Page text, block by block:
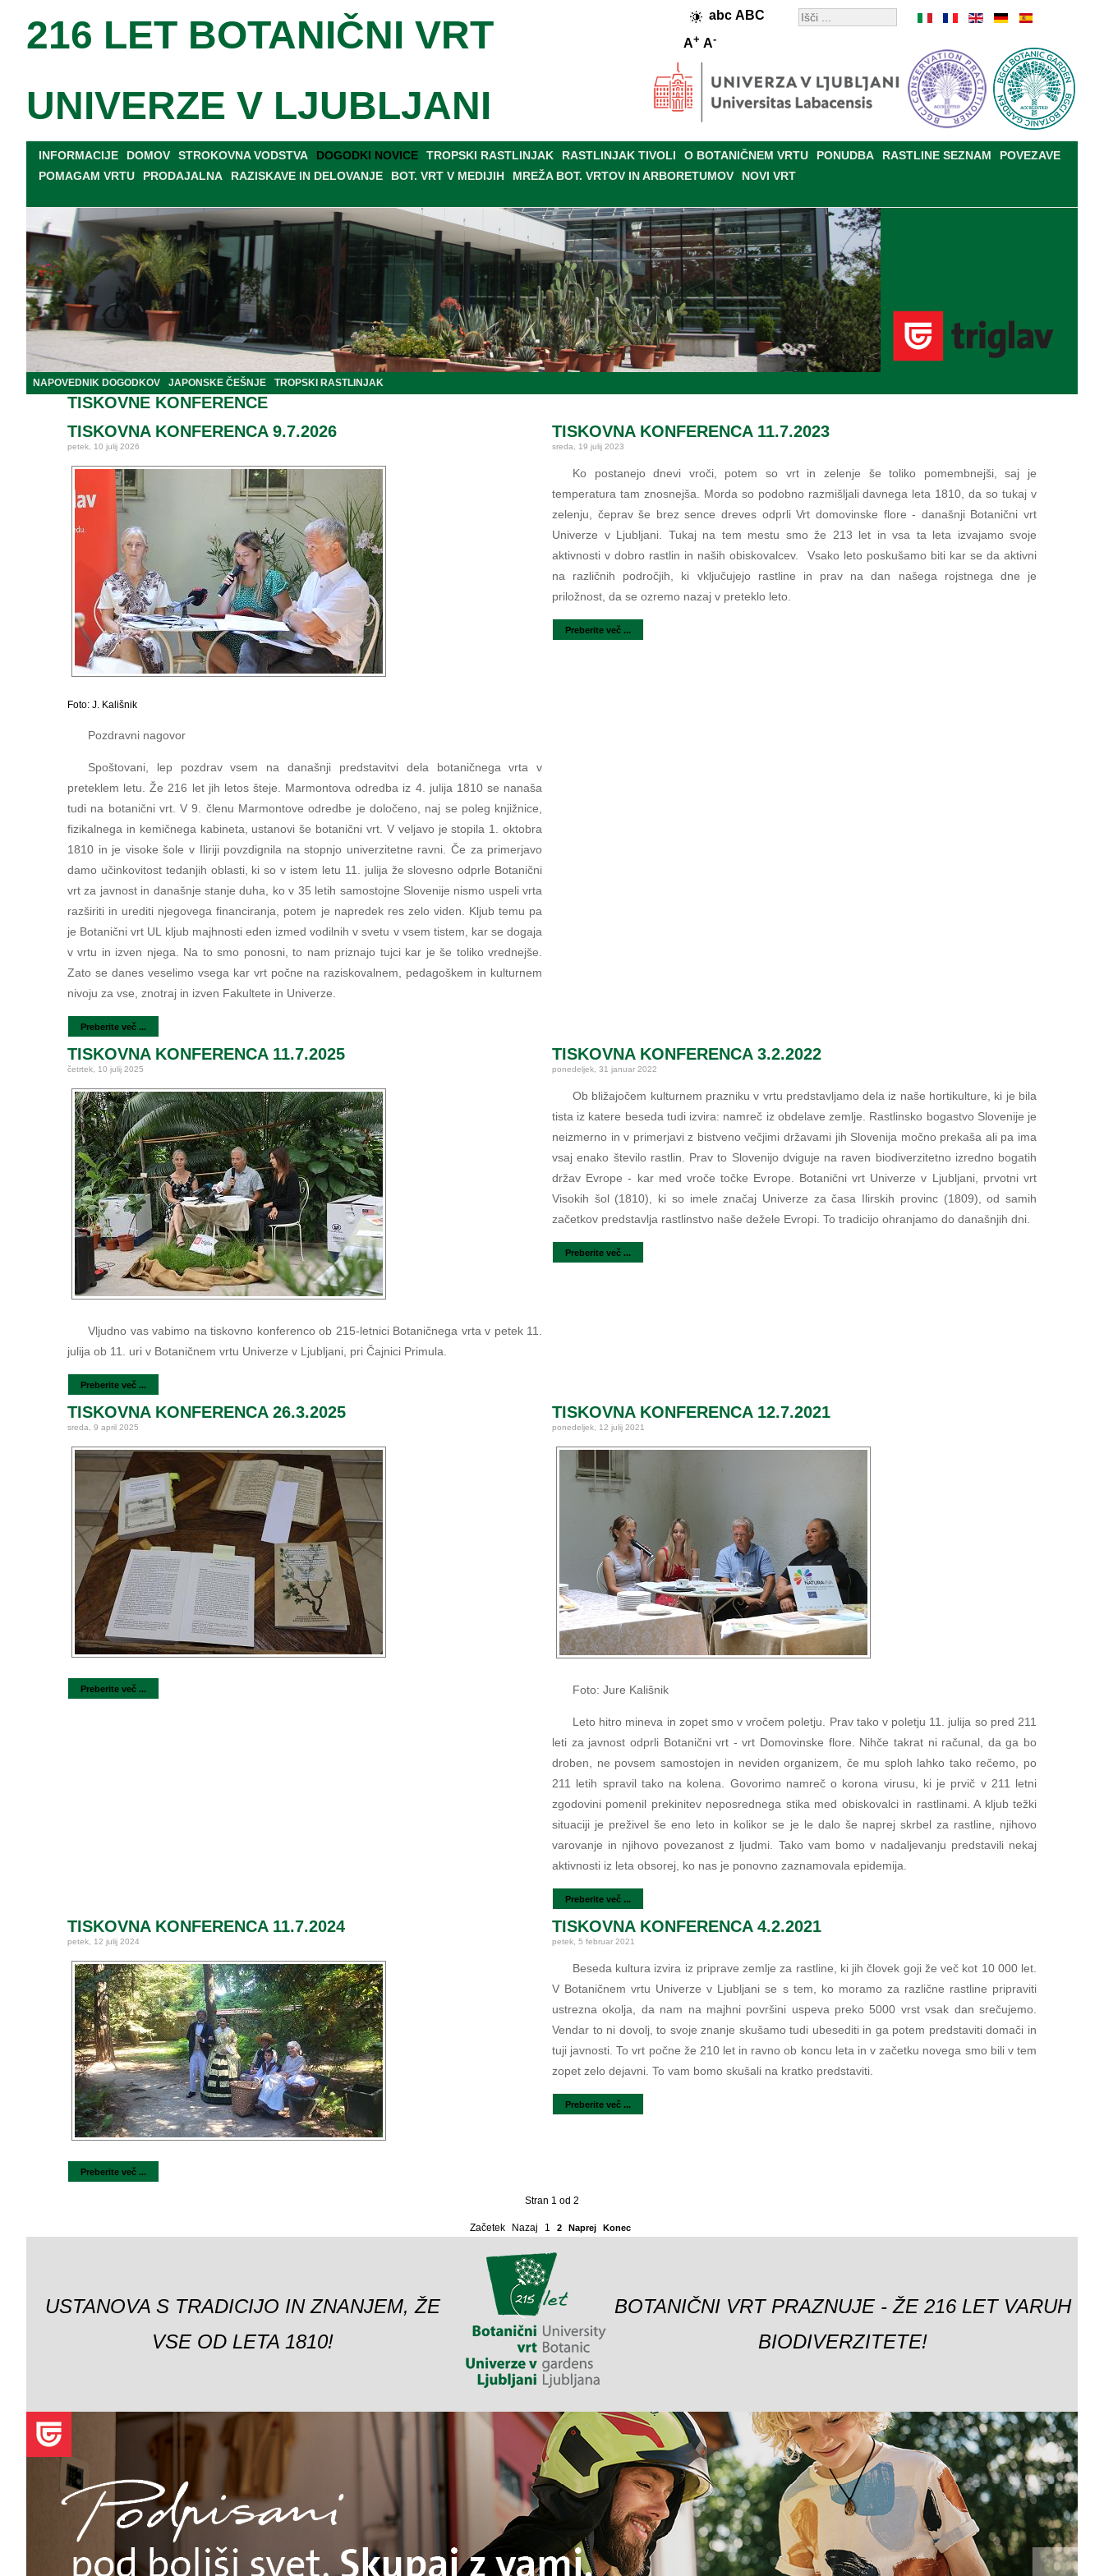
abc ABC
A+ A-
216 LET BOTANIČNI VRT
UNIVERZE V LJUBLJANI
INFORMACIJE DOMOV STROKOVNA VODSTVA DOGODKI NOVICE
TISKOVNE KONFERENCE
TROPSKI RASTLINJAK RASTLINJAK TIVOLI O BOTANIČNEM VRTU PONUDBA RASTLINE SEZNAM
POVEZAVE
POMAGAM VRTU
PRODAJALNA RAZISKAVE IN DELOVANJE BOT. VRT V MEDIJIH MREŽA BOT. VRTOV IN ARBORETUMOV NOVI VRT
NAPOVEDNIK DOGODKOV JAPONSKE ČEŠNJE TROPSKI RASTLINJAK
TISKOVNE KONFERENCE
TISKOVNA KONFERENCA 9.7.2026
petek, 10 julij 2026
Foto: J. Kališnik
Pozdravni nagovor
Spoštovani, lep pozdrav vsem na današnji predstavitvi dela botaničnega vrta v
preteklem letu. Že 216 let jih letos šteje. Marmontova odredba iz 4. julija 1810 se nanaša
tudi na botanični vrt. V 9. členu Marmontove odredbe je določeno, naj se poleg knjižnice,
fizikalnega in kemičnega kabineta, ustanovi še botanični vrt. V veljavo je stopila 1. oktobra
1810 in je visoke šole v Iliriji povzdignila na stopnjo univerzitetne ravni. Če za primerjavo
damo učinkovitost tedanjih oblasti, ki so v istem letu 11. julija že slovesno odprle Botanični
vrt za javnost in današnje stanje duha, ko v 35 letih samostojne Slovenije nismo uspeli vrta
razširiti in urediti njegovega financiranja, potem je napredek res zelo viden. Kljub temu pa
je Botanični vrt UL kljub majhnosti eden izmed vodilnih v svetu v vsem tistem, kar se dogaja
v vrtu in izven njega. Na to smo ponosni, to nam priznajo tujci kar je še toliko vrednejše.
Zato se danes veselimo vsega kar vrt počne na raziskovalnem, pedagoškem in kulturnem
nivoju za vse, znotraj in izven Fakultete in Univerze.
Preberite več ...
TISKOVNA KONFERENCA 11.7.2023
sreda, 19 julij 2023
Ko postanejo dnevi vroči, potem so vrt in zelenje še toliko pomembnejši, saj je
temperatura tam znosnejša. Morda so podobno razmišljali davnega leta 1810, da so tukaj v
zelenju, čeprav še brez sence dreves odprli Vrt domovinske flore - današnji Botanični vrt
Univerze v Ljubljani. Tukaj na tem mestu smo že 213 let in vsa ta leta izvajamo svoje
aktivnosti v dobro rastlin in naših obiskovalcev. Vsako leto poskušamo biti kar se da aktivni
na različnih področjih, ki vključujejo rastline in prav na dan našega rojstnega dne je
priložnost, da se ozremo nazaj v preteklo leto.
Preberite več ...
TISKOVNA KONFERENCA 11.7.2025
četrtek, 10 julij 2025
Vljudno vas vabimo na tiskovno konferenco ob 215-letnici Botaničnega vrta v petek 11.
julija ob 11. uri v Botaničnem vrtu Univerze v Ljubljani, pri Čajnici Primula.
Preberite več ...
TISKOVNA KONFERENCA 3.2.2022
ponedeljek, 31 januar 2022
Ob bližajočem kulturnem prazniku v vrtu predstavljamo dela iz naše hortikulture, ki je bila
tista iz katere beseda tudi izvira: namreč iz obdelave zemlje. Rastlinsko bogastvo Slovenije je
neizmerno in v primerjavi z bistveno večjimi državami jih Slovenija močno prekaša ali pa ima
vsaj enako število rastlin. Prav to Slovenijo dviguje na raven biodiverzitetno izredno bogatih
držav Evrope - kar med vroče točke Evrope. Botanični vrt Univerze v Ljubljani, prvotni vrt
Visokih šol (1810), ki so imele značaj Univerze za časa Ilirskih provinc (1809), od samih
začetkov predstavlja rastlinstvo naše dežele Evropi. To tradicijo ohranjamo do današnjih dni.
Preberite več ...
TISKOVNA KONFERENCA 26.3.2025
sreda, 9 april 2025
Preberite več ...
TISKOVNA KONFERENCA 12.7.2021
ponedeljek, 12 julij 2021
Foto: Jure Kališnik
Leto hitro mineva in zopet smo v vročem poletju. Prav tako v poletju 11. julija so pred 211
leti za javnost odprli Botanični vrt - vrt Domovinske flore. Nihče takrat ni računal, da ga bo
droben, ne povsem samostojen in neviden organizem, če mu sploh lahko tako rečemo, po
211 letih spravil tako na kolena. Govorimo namreč o korona virusu, ki je prvič v 211 letni
zgodovini pomenil prekinitev neposrednega stika med obiskovalci in rastlinami. A kljub težki
situaciji je preživel še eno leto in kolikor se je le dalo še naprej skrbel za rastline, njihovo
varovanje in njihovo povezanost z ljudmi. Tako vam bomo v nadaljevanju predstavili nekaj
aktivnosti iz leta obsorej, ko nas je ponovno zaznamovala epidemija.
Preberite več ...
TISKOVNA KONFERENCA 11.7.2024
petek, 12 julij 2024
Preberite več ...
TISKOVNA KONFERENCA 4.2.2021
petek, 5 februar 2021
Beseda kultura izvira iz priprave zemlje za rastline, ki jih človek goji že več kot 10 000 let.
V Botaničnem vrtu Univerze v Ljubljani se s tem, ko moramo za različne rastline pripraviti
ustrezna okolja, da nam na majhni površini uspeva preko 5000 vrst vsak dan srečujemo.
Vendar to ni dovolj, to svoje znanje skušamo tudi ubesediti in ga potem predstaviti domači in
tuji javnosti. To vrt počne že 210 let in ravno ob koncu leta in v začetku novega smo bili v tem
zopet zelo dejavni. To vam bomo skušali na kratko predstaviti.
Preberite več ...
Stran 1 od 2
Začetek Nazaj 1 2 Naprej Konec
USTANOVA S TRADICIJO IN ZNANJEM, ŽE
VSE OD LETA 1810!
BOTANIČNI VRT PRAZNUJE - ŽE 216 LET VARUH
BIODIVERZITETE!